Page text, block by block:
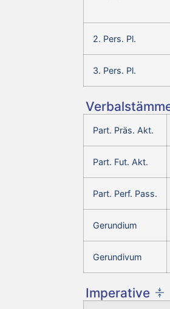
2. Pers. Pl.
3. Pers. Pl.
Part. Präs. Akt.
Part. Fut. Akt.
Part. Perf. Pass.
Gerundium
Gerundivum
Imperative